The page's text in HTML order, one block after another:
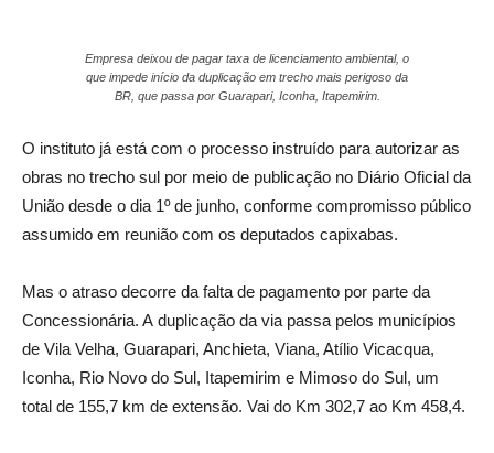
Empresa deixou de pagar taxa de licenciamento ambiental, o
que impede início da duplicação em trecho mais perigoso da
BR, que passa por Guarapari, Iconha, Itapemirim.
O instituto já está com o processo instruído para autorizar as
obras no trecho sul por meio de publicação no Diário Oficial da
União desde o dia 1º de junho, conforme compromisso público
assumido em reunião com os deputados capixabas.
Mas o atraso decorre da falta de pagamento por parte da
Concessionária. A duplicação da via passa pelos municípios
de Vila Velha, Guarapari, Anchieta, Viana, Atílio Vicacqua,
Iconha, Rio Novo do Sul, Itapemirim e Mimoso do Sul, um
total de 155,7 km de extensão. Vai do Km 302,7 ao Km 458,4.